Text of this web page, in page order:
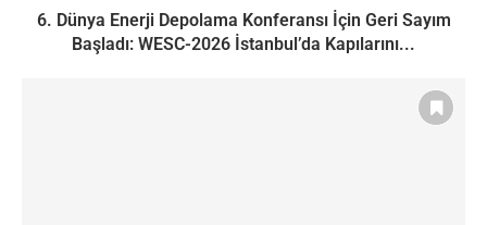
6. Dünya Enerji Depolama Konferansı İçin Geri Sayım
Başladı: WESC-2026 İstanbul’da Kapılarını...